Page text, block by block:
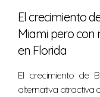
El crecimiento
Miami pero
en Florida
El crecimiento de
alternativa atractiva